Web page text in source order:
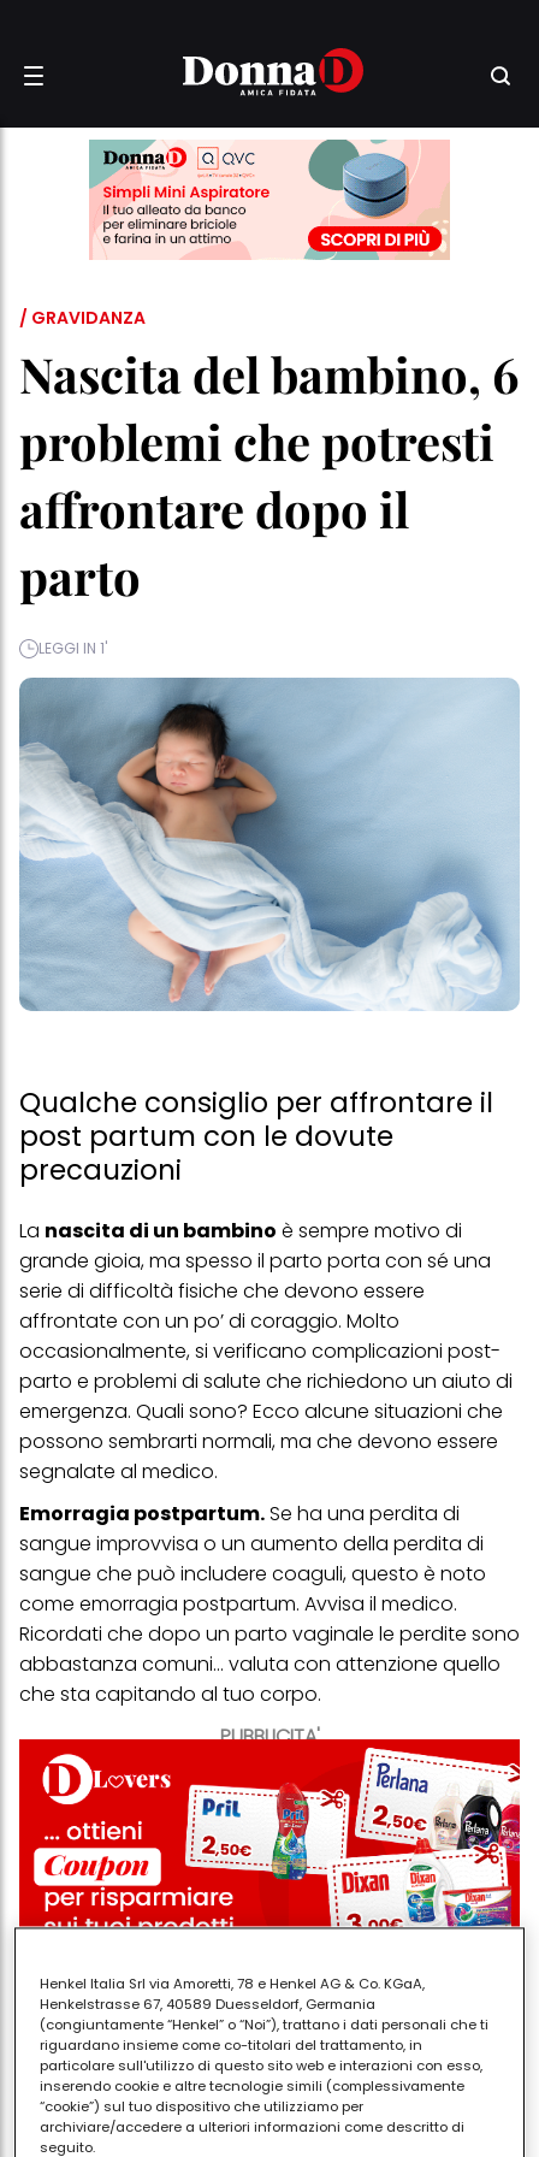
/ GRAVIDANZA
Nascita del bambino, 6
problemi che potresti
affrontare dopo il
parto
LEGGI IN 1'
Qualche consiglio per affrontare il
post partum con le dovute
precauzioni
PUBBLICITA'
La nascita di un bambino è sempre motivo di
grande gioia, ma spesso il parto porta con sé una
serie di difficoltà fisiche che devono essere
affrontate con un po’ di coraggio. Molto
occasionalmente, si verificano complicazioni post-
parto e problemi di salute che richiedono un aiuto di
emergenza. Quali sono? Ecco alcune situazioni che
possono sembrarti normali, ma che devono essere
segnalate al medico.
Emorragia postpartum.Se ha una perdita di
sangue improvvisa o un aumento della perdita di
sangue che può includere coaguli, questo è noto
come emorragia postpartum. Avvisa il medico.
Ricordati che dopo un parto vaginale le perdite sono
abbastanza comuni... valuta con attenzione quello
che sta capitando al tuo corpo.
Segni di depressione postnatale.Soffri di
qualcosa di più del blues post-nascituro? Non
vergognarti di farti aiutare. Tutto si può risolvere e
Henkel Italia Srl via Amoretti, 78 e Henkel AG & Co. KGaA,
Henkelstrasse 67, 40589 Duesseldorf, Germania
(congiuntamente “Henkel” o “Noi”), trattano i dati personali che ti
riguardano insieme come co-titolari del trattamento, in
particolare sull'utilizzo di questo sito web e interazioni con esso,
inserendo cookie e altre tecnologie simili (complessivamente
“cookie”) sul tuo dispositivo che utilizziamo per
archiviare/accedere a ulteriori informazioni come descritto di
seguito.